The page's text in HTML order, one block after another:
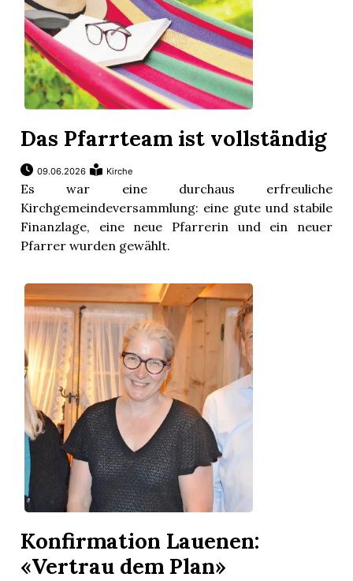
Das Pfarrteam ist vollständig
09.06.2026 Kirche
Es war eine durchaus erfreuliche
Kirchgemeindeversammlung: eine gute und stabile
Finanzlage, eine neue Pfarrerin und ein neuer
Pfarrer wurden gewählt.
Konfirmation Lauenen:
«Vertrau dem Plan»